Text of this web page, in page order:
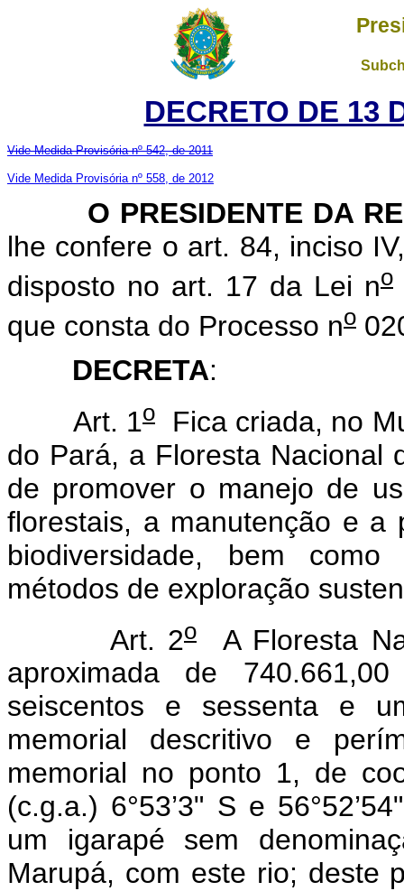
DECRETO DE 13
Vide Medida Provisória nº 542, de 2011
Vide Medida Provisória nº 558, de 2012
O PRESIDENTE DA
lhe confere o art. 84, inciso
disposto no art. 17 da Lei no
que consta do Processo no
DECRETA:
Art. 1o Fica criada, no
do Pará, a Floresta Nacional
de promover o manejo de
florestais, a manutenção e a
biodiversidade, bem
métodos de exploração
Art. 2o A Floresta
aproximada de
seiscentos e sessenta e
memorial descritivo e
memorial no ponto 1, de
(c.g.a.) 6°53’3" S e
um igarapé sem
Marupá, com este rio; deste